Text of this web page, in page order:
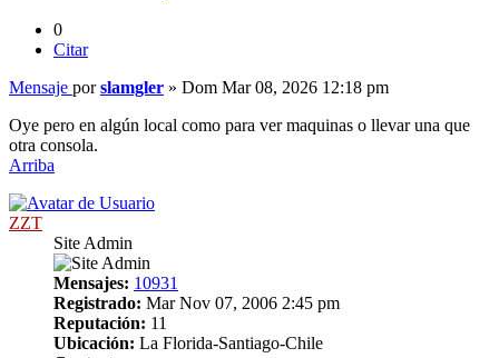
0
Citar
Mensaje porslamgler » Dom Mar 08, 2026 12:18 pm
Oye pero en algún local como para ver maquinas o llevar una que
otra consola.
Arriba
ZZT
Site Admin
Mensajes: 10931
Registrado: Mar Nov 07, 2006 2:45 pm
Reputación: 11
Ubicación: La Florida-Santiago-Chile